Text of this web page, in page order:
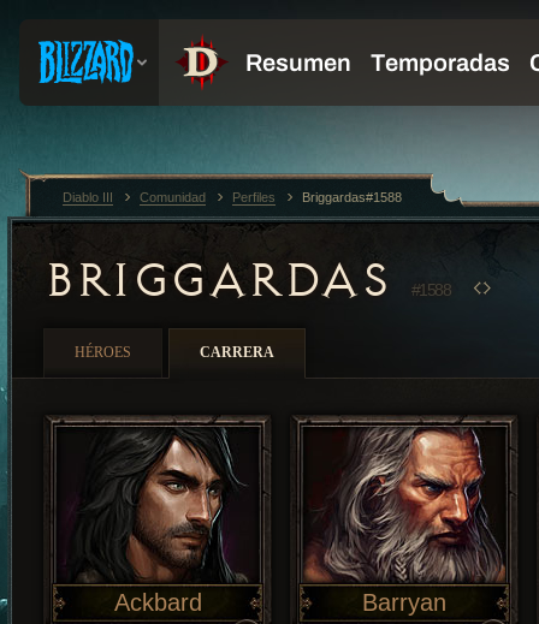
BRIGGARDAS #1588
HÉROES CARRERA
Ackbard Barryan
Diablo III Comunidad Perfiles Briggardas#1588